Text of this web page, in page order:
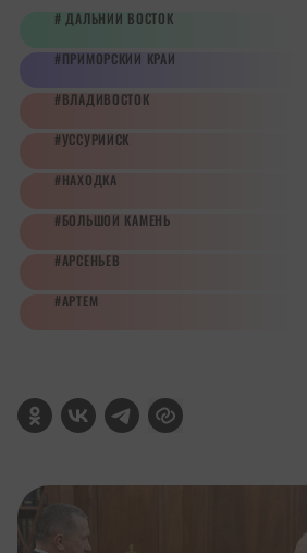
ДАЛЬНИЙ ВОСТОК
ПРИМОРСКИЙ КРАЙ
ВЛАДИВОСТОК
УССУРИЙСК
НАХОДКА
БОЛЬШОЙ КАМЕНЬ
АРСЕНЬЕВ
АРТЕМ